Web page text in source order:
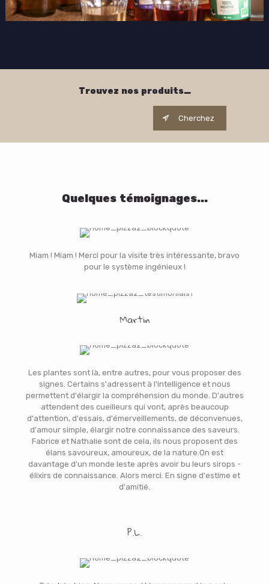
Trouvez nos produits…
Cherchez
Quelques témoignages...
Miam ! Miam ! Merci pour la visite très intéressante, bravo
pour le système ingénieux !
Martin
Les plantes sont là, entre autres, pour vous proposer des
signes. Certains s'adressent à l'intelligence et nous
permettent d'élargir la compréhension du monde. D'autres
attendent des cueilleurs qui vont, après beaucoup
d'attention, d'essais, d'émerveillements, de déconvenues,
d'amour simple, élargir notre connaissance des saveurs.
Fabrice et Nathalie sont de cela, ils nous proposent des
élans savoureux, amoureux, de la nature.On est
davantage d'un monde leste après avoir bu leurs sirops -
élixirs de connaissance. Alors merci. En signe d'estime et
d'amitié.
P.L.